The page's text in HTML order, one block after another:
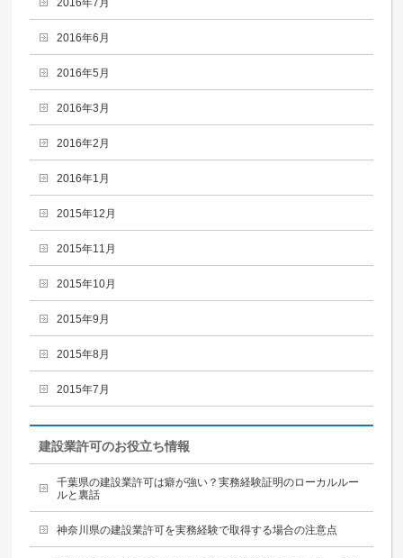
2016年7月
2016年6月
2016年5月
2016年3月
2016年2月
2016年1月
2015年12月
2015年11月
2015年10月
2015年9月
2015年8月
2015年7月
建設業許可のお役立ち情報
千葉県の建設業許可は癖が強い？実務経験証明のローカルルー
ルと裏話
神奈川県の建設業許可を実務経験で取得する場合の注意点